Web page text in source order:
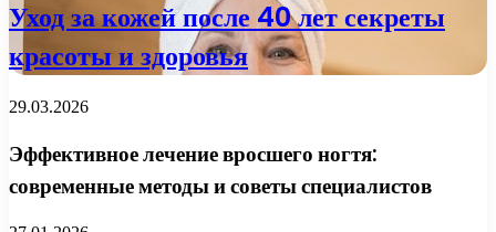
Уход за кожей после 40 лет секреты
красоты и здоровья
29.03.2026
Эффективное лечение вросшего ногтя:
современные методы и советы специалистов